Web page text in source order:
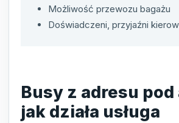
Możliwość przewozu bagażu
Doświadczeni, przyjaźni
Busy z adresu pod
jak działa usługa